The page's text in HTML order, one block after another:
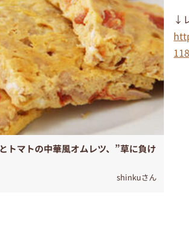
トマトの中華風オムレツ、”草に負け
shinkuさん
↓